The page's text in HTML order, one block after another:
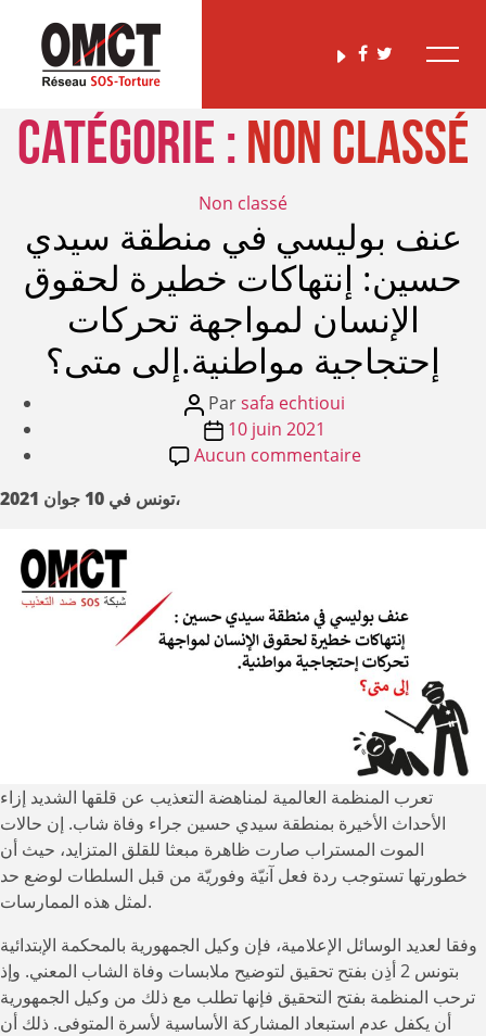
Catégorie :Non classé
Catégories
Non classé
عنف بوليسي في منطقة سيدي
حسين: إنتهاكات خطيرة لحقوق
الإنسان لمواجهة تحركات
إحتجاجية مواطنية.إلى متى؟
Auteur
l’article
Parsafa echtioui
Date
de
10 juin 2021
Aucun commentairesur
حسين:
إنتهاكات
خطيرة
لحقوق
الإنسان
لمواجهة
تحركات
إحتجاجية
مواطنية.إلى
متى؟
تونس في 10 جوان 2021،
تعرب المنظمة العالمية لمناهضة التعذيب عن قلقها الشديد إزاء
الأحداث الأخيرة بمنطقة سيدي حسين جراء وفاة شاب. إن حالات
الموت المستراب صارت ظاهرة مبعثا للقلق المتزايد، حيث أن
خطورتها تستوجب ردة فعل آنيّة وفوريّة من قبل السلطات لوضع حد
لمثل هذه الممارسات.
وفقا لعديد الوسائل الإعلامية، فإن وكيل الجمهورية بالمحكمة الإبتدائية
بتونس 2 أذِن بفتح تحقيق لتوضيح ملابسات وفاة الشاب المعني. وإذ
ترحب المنظمة بفتح التحقيق فإنها تطلب مع ذلك من وكيل الجمهورية
أن يكفل عدم استبعاد المشاركة الأساسية لأسرة المتوفى. ذلك أن